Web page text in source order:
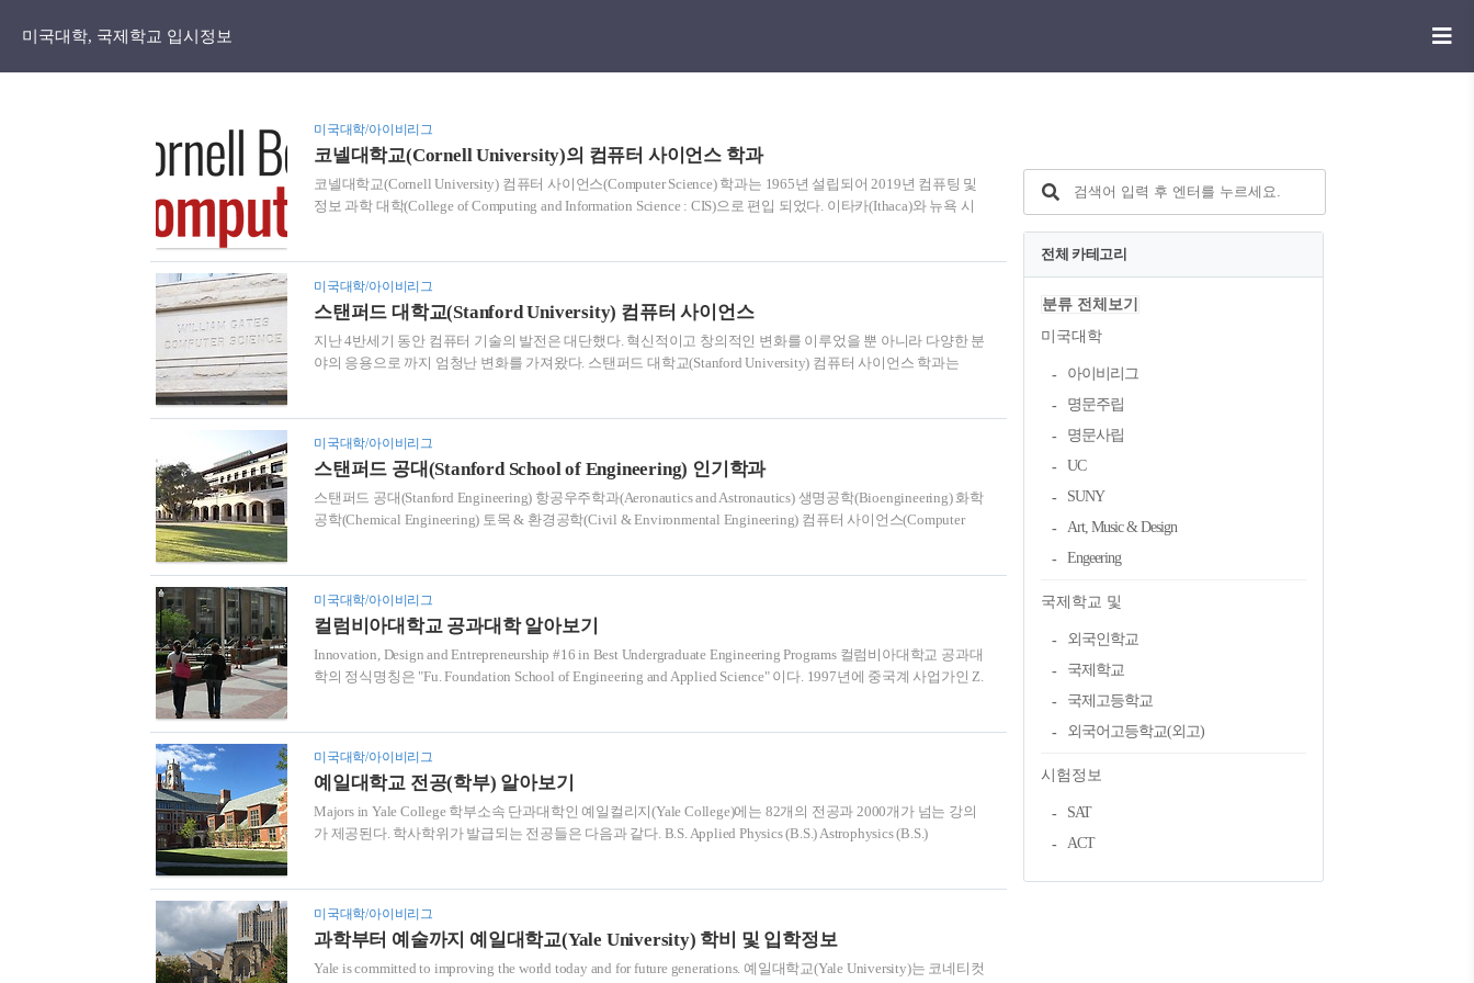
미국대학, 국제학교 입시정보
미국대학/아이비리그
코넬대학교(Cornell University)의 컴퓨터 사이언스 학과
코넬대학교(Cornell University) 컴퓨터 사이언스(Computer Science) 학과는 1965년 설립되어 2019년 컴퓨팅 및
정보 과학 대학(College of Computing and Information Science : CIS)으로 편입 되었다. 이타카(Ithaca)와 뉴욕 시
박사 과정 학생이 있으며, 매년 3..
미국대학/아이비리그
스탠퍼드 대학교(Stanford University) 컴퓨터 사이언스
지난 4반세기 동안 컴퓨터 기술의 발전은 대단했다. 혁신적이고 창의적인 변화를 이루었을 뿐 아니라 다양한 분
야의 응용으로 까지 엄청난 변화를 가져왔다. 스탠퍼드 대학교(Stanford University) 컴퓨터 사이언스 학과는
언스 학과는 프로그래밍, 알고리즘, 소프트웨어 시스템, 인공지능 등의 핵심 과목부터 컴퓨터 그래픽, 데이터베
이스, 머신러닝, 네..
미국대학/아이비리그
스탠퍼드 공대(Stanford School of Engineering) 인기학과
스탠퍼드 공대(Stanford Engineering) 항공우주학과(Aeronautics and Astronautics) 생명공학(Bioengineering) 화학
공학(Chemical Engineering) 토목 & 환경공학(Civil & Environmental Engineering) 컴퓨터 사이언스(Computer
미국대학/아이비리그
컬럼비아대학교 공과대학 알아보기
Innovation, Design and Entrepreneurship #16 in Best Undergraduate Engineering Programs 컬럼비아대학교 공과대
학의 정식명칭은 "Fu. Foundation School of Engineering and Applied Science" 이다. 1997년에 중국계 사업가인 Z.
(Industrial ..
미국대학/아이비리그
예일대학교 전공(학부) 알아보기
Majors in Yale College 학부소속 단과대학인 예일컬리지(Yale College)에는 82개의 전공과 2000개가 넘는 강의
가 제공된다. 학사학위가 발급되는 전공들은 다음과 같다. B.S. Applied Physics (B.S.) Astrophysics (B.S.)
미국대학/아이비리그
과학부터 예술까지 예일대학교(Yale University) 학비 및 입학정보
Yale is committed to improving the world today and for future generations. 예일대학교(Yale University)는 코네티컷
전체 카테고리
분류 전체보기
미국대학
아이비리그
명문주립
명문사립
UC
SUNY
Art, Music & Design
Engeering
국제학교 및
외국인학교
국제학교
국제고등학교
외국어고등학교(외고)
시험정보
SAT
ACT